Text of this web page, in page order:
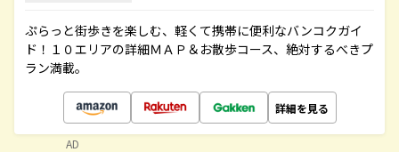
ぷらっと街歩きを楽しむ、軽くて携帯に便利なバンコクガイ
ド！１０エリアの詳細ＭＡＰ＆お散歩コース、絶対するべきプ
ラン満載。
詳細を見る
AD